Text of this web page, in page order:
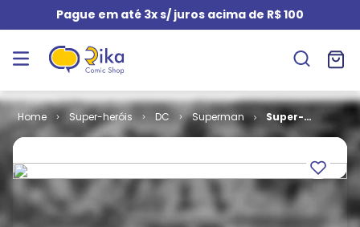
Pague em até 3x s/ juros acima de R$ 100
Super-heróis DC Superman
Super-
Homem
# 1